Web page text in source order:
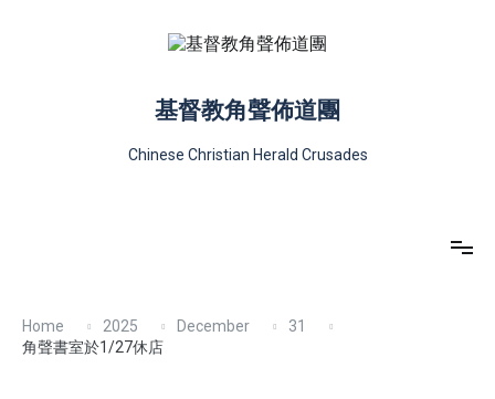
基督教角聲佈道團
Chinese Christian Herald Crusades
Home 2025 December
31
角聲書室於1/27休店